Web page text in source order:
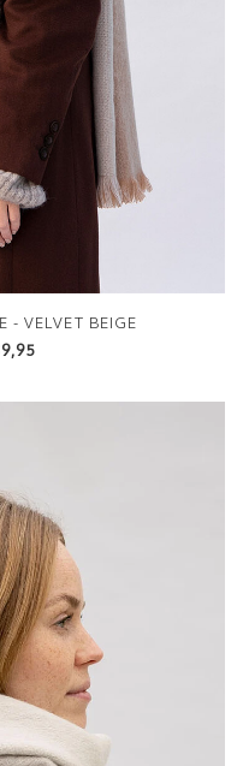
- VELVET BEIGE